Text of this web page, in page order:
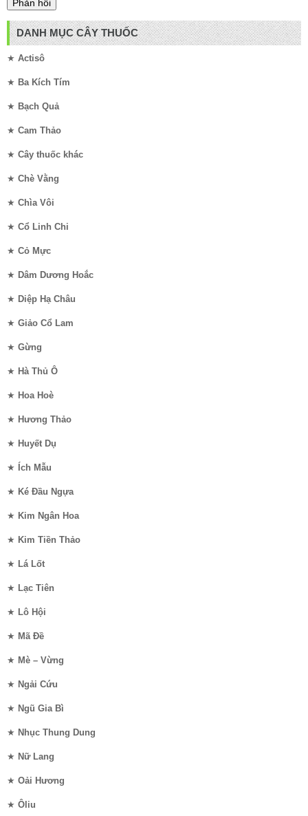
DANH MỤC CÂY THUỐC
★ Actisô
★ Ba Kích Tím
★ Bạch Quả
★ Cam Thảo
★ Cây thuốc khác
★ Chè Vằng
★ Chìa Vôi
★ Cổ Linh Chi
★ Cỏ Mực
★ Dâm Dương Hoắc
★ Diệp Hạ Châu
★ Giảo Cổ Lam
★ Gừng
★ Hà Thủ Ô
★ Hoa Hoè
★ Hương Thảo
★ Huyết Dụ
★ Ích Mẫu
★ Ké Đầu Ngựa
★ Kim Ngân Hoa
★ Kim Tiền Thảo
★ Lá Lốt
★ Lạc Tiên
★ Lô Hội
★ Mã Đề
★ Mè – Vừng
★ Ngải Cứu
★ Ngũ Gia Bì
★ Nhục Thung Dung
★ Nữ Lang
★ Oải Hương
★ Ôliu